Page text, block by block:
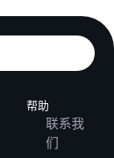
帮助
联系我
们